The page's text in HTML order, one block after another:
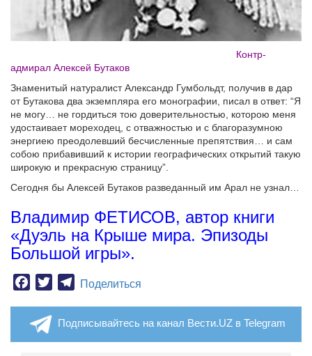
Контр-
адмирал Алексей Бутаков
Знаменитый натуралист Александр Гумбольдт, получив в дар
от Бутакова два экземпляра его монографии, писал в ответ: “Я
не могу… не гордиться тою доверительностью, которою меня
удостаивает мореходец, с отважностью и с благоразумною
энергиею преодолевший бесчисленные препятствия… и сам
собою прибавивший к истории географических открытий такую
широкую и прекрасную страницу”.
Сегодня бы Алексей Бутаков разведанный им Арал не узнал…
Владимир ФЕТИСОВ, автор книги
«Дуэль на Крыше мира. Эпизоды
Большой игры».
Facebook
TwitterTelegram
Поделиться
Подписывайтесь на канал Вести.UZ в Telegram